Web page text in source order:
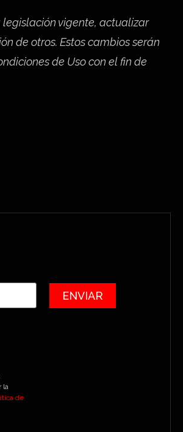
legislación vigente, actualizar
de otros. Estos cambios serán
de Uso con el fin de
la
de